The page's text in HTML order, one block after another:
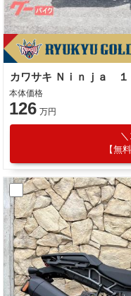
カワサキ Ｎｉｎｊａ
本体価格
126 万円
【無